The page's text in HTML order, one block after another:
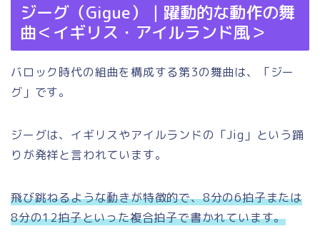
ジーグ（Gigue）｜躍動的な動作の舞
曲＜イギリス・アイルランド風＞
バロック時代の組曲を構成する第3の舞曲は、「ジー
グ」です。
ジーグは、イギリスやアイルランドの「Jig」という踊
りが発祥と言われています。
飛び跳ねるような動きが特徴的で、8分の6拍子または
8分の12拍子といった複合拍子で書かれています。